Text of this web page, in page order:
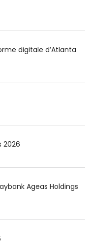
digitale d’Atlanta
2026
Ageas Holdings